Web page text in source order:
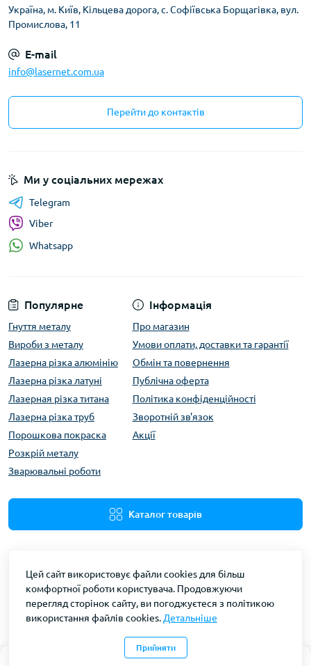
0
Українa, м. Київ, Кільцева дорога, с. Софіївська Борщагівка, вул.
Промислова, 11
E-mail
info@lasernet.com.ua
Перейти до контактів
Популярне
Гнуття металу
Вироби з металу
Лазерна різка алюмінію
Лазерна різка латуні
Лазерная різка титана
Лазерна різка труб
Порошкова покраска
Розкрій металу
Зварювальні роботи
Інформація
Про магазин
Умови оплати, доставки та гарантії
Обмін та повернення
Публічна оферта
Політика конфіденційності
Зворотній зв'язок
Акції
Каталог товарів
Ми у соціальних мережах
Telegram
Viber
Whatsapp
ЛазерНЕТ | LaserNET © 2026
Цей сайт використовує файли cookies для більш
комфортної роботи користувача. Продовжуючи
перегляд сторінок сайту, ви погоджуєтеся з політикою
використання файлів cookies. Детальніше
Прийняти